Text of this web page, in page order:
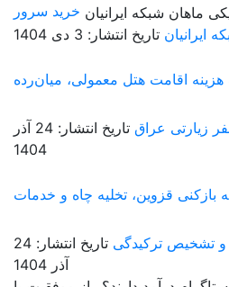
خرید سرور
تاریخ انتشار: 3 دی 1404
اقامت هتل معمولی، میان‌رده
تاریخ انتشار: 24 آذر
1404
قزوین، تخلیه چاه و خدمات
ترکیدگی
تاریخ انتشار: 24